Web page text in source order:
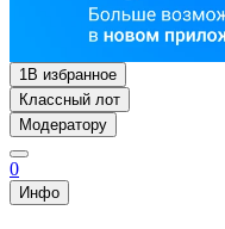
1В избранное
Классный лот
Модератору
0
Инфо